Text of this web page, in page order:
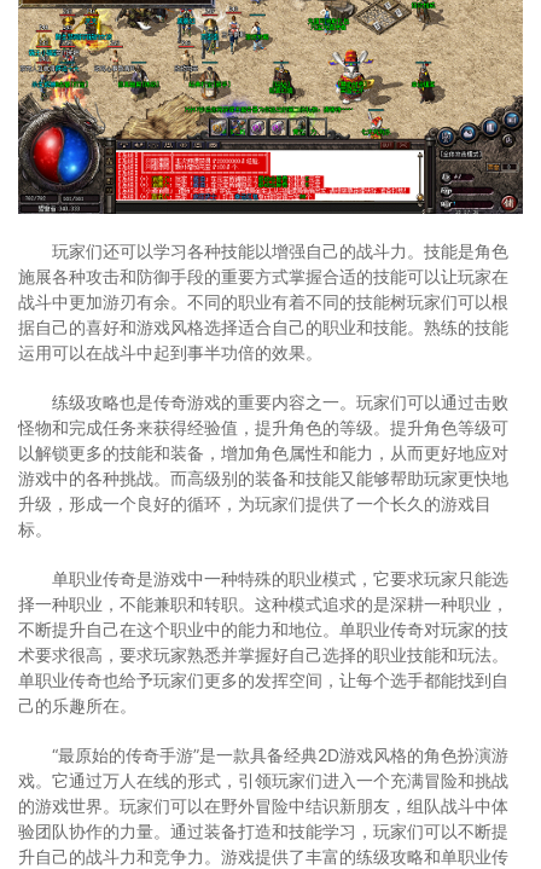
玩家们还可以学习各种技能以增强自己的战斗力。技能是角色
施展各种攻击和防御手段的重要方式掌握合适的技能可以让玩家在
战斗中更加游刃有余。不同的职业有着不同的技能树玩家们可以根
据自己的喜好和游戏风格选择适合自己的职业和技能。熟练的技能
运用可以在战斗中起到事半功倍的效果。
练级攻略也是传奇游戏的重要内容之一。玩家们可以通过击败
怪物和完成任务来获得经验值，提升角色的等级。提升角色等级可
以解锁更多的技能和装备，增加角色属性和能力，从而更好地应对
游戏中的各种挑战。而高级别的装备和技能又能够帮助玩家更快地
升级，形成一个良好的循环，为玩家们提供了一个长久的游戏目
标。
单职业传奇是游戏中一种特殊的职业模式，它要求玩家只能选
择一种职业，不能兼职和转职。这种模式追求的是深耕一种职业，
不断提升自己在这个职业中的能力和地位。单职业传奇对玩家的技
术要求很高，要求玩家熟悉并掌握好自己选择的职业技能和玩法。
单职业传奇也给予玩家们更多的发挥空间，让每个选手都能找到自
己的乐趣所在。
“最原始的传奇手游”是一款具备经典2D游戏风格的角色扮演游
戏。它通过万人在线的形式，引领玩家们进入一个充满冒险和挑战
的游戏世界。玩家们可以在野外冒险中结识新朋友，组队战斗中体
验团队协作的力量。通过装备打造和技能学习，玩家们可以不断提
升自己的战斗力和竞争力。游戏提供了丰富的练级攻略和单职业传